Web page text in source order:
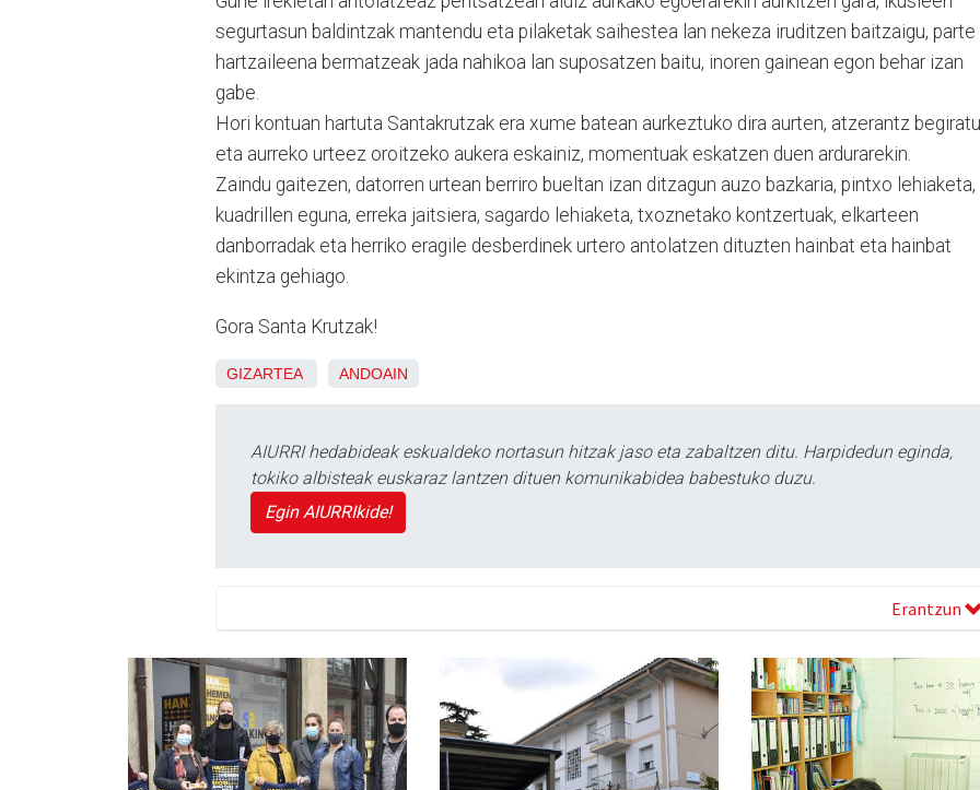
segurtasun baldintzak mantendu eta pilaketak saihestea lan nekeza iruditzen baitzaigu, parte
hartzaileena bermatzeak jada nahikoa lan suposatzen baitu, inoren gainean egon behar izan
gabe.
Hori kontuan hartuta Santakrutzak era xume batean aurkeztuko dira aurten, atzerantz
eta aurreko urteez oroitzeko aukera eskainiz, momentuak eskatzen duen ardurarekin.
Zaindu gaitezen, datorren urtean berriro bueltan izan ditzagun auzo bazkaria, pintxo lehiaketa,
kuadrillen eguna, erreka jaitsiera, sagardo lehiaketa, txoznetako kontzertuak, elkarteen
danborradak eta herriko eragile desberdinek urtero antolatzen dituzten hainbat eta hainbat
ekintza gehiago.
Gora Santa Krutzak!
GIZARTEA ANDOAIN
AIURRI hedabideak eskualdeko nortasun hitzak jaso eta zabaltzen ditu. Harpidedun eginda,
tokiko albisteak euskaraz lantzen dituen komunikabidea babestuko duzu.
Egin AIURRIkide!
Erantzun